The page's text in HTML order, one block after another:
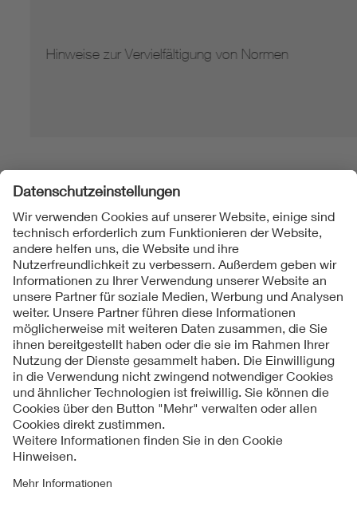
Hinweise zur Vervielfältigung von Normen
Folgen Sie uns
Kontakt
Impressum
Datenschutzinformationen
Cookie Hinweise
Compliance